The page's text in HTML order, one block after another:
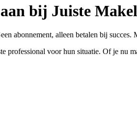
bij Juiste
abonnement, alleen betalen bij succes.
professional voor hun situatie. Of je nu